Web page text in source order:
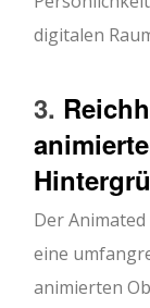
digitalen
3.
Der
eine
animierten